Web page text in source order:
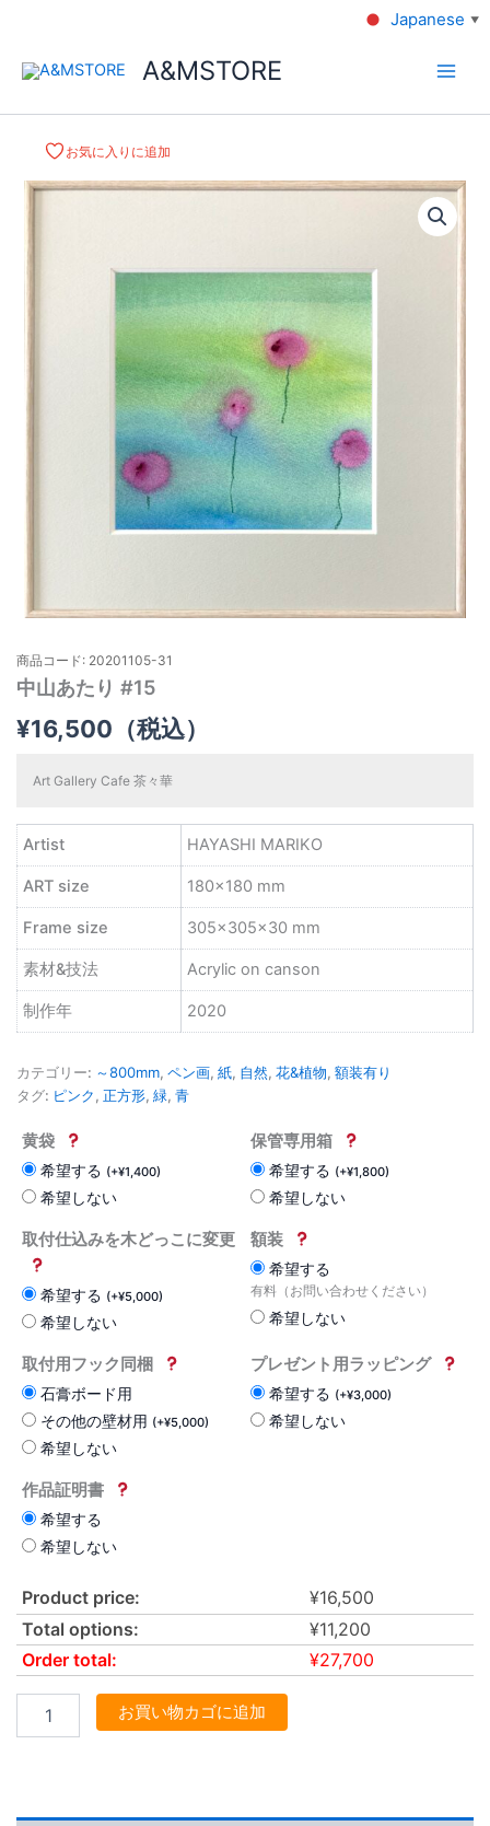
A&MSTORE
お気に入りに追加
商品コード: 20201105-31
中山あたり #15
¥16,500 （税込）
Art Gallery Cafe 茶々華
Artist HAYASHI MARIKO
ART size 180×180 mm
Frame size 305×305×30 mm
素材&技法 Acrylic on canson
制作年 2020
カテゴリー: ～800mm, ペン画, 紙, 自然, 花&植物, 額装有り
タグ: ピンク, 正方形, 緑, 青
黄袋
希望する (+¥1,400)
希望しない
保管専用箱
希望する (+¥1,800)
希望しない
取付仕込みを木どっこに変更
希望する (+¥5,000)
希望しない
額装
希望する
有料（お問い合わせください）
希望しない
取付用フック同梱
石膏ボード用
その他の壁材用 (+¥5,000)
希望しない
プレゼント用ラッピング
希望する (+¥3,000)
希望しない
作品証明書
希望する
希望しない
Product price: ¥16,500
Total options:
¥11,200
Order total:
¥27,700
お買い物カゴに追加
Japanese ▼